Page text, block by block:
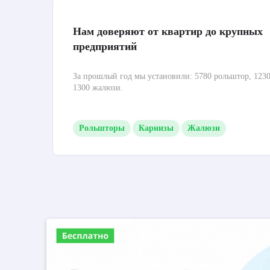
Нам доверяют от квартир до крупных
предприятий
За прошлый год мы установили: 5780 рольштор,
1300 жалюзи.
Рольшторы Карнизы Жалюзи